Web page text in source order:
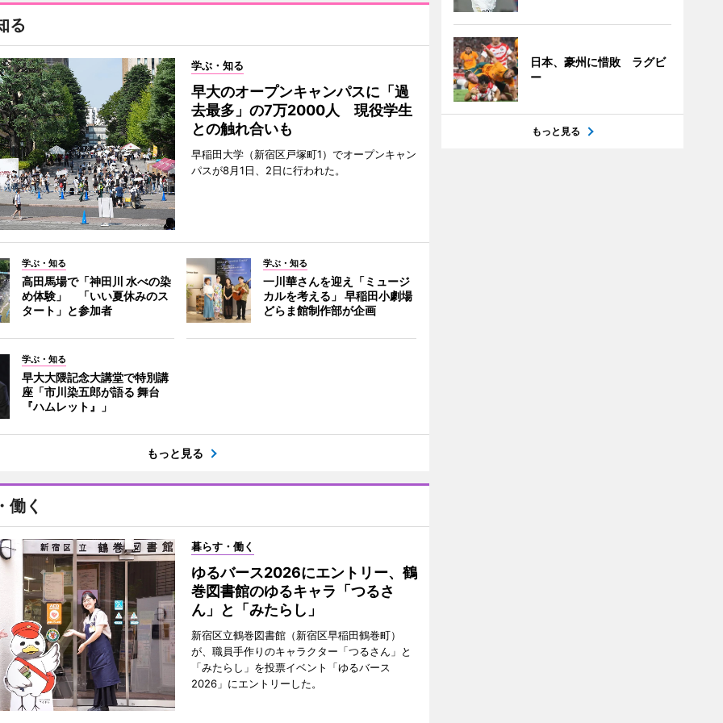
る
学ぶ・知る
早大のオープンキャンパスに「過
去最多」の7万2000人 現役学生
との触れ合いも
早稲田大学（新宿区戸塚町1）でオープンキャン
パスが8月1日、2日に行われた。
学ぶ・知る
高田馬場で「神田川 水べの染
め体験」 「いい夏休みのス
タート」と参加者
学ぶ・知る
一川華さんを迎え「ミュージ
カルを考える」 早稲田小劇場
どらま館制作部が企画
学ぶ・知る
早大大隈記念大講堂で特別講
座「市川染五郎が語る 舞台
『ハムレット』」
もっと見る
働く
暮らす・働く
ゆるバース2026にエントリー、鶴
巻図書館のゆるキャラ「つるさ
ん」と「みたらし」
新宿区立鶴巻図書館（新宿区早稲田鶴巻町）
が、職員手作りのキャラクター「つるさん」と
「みたらし」を投票イベント「ゆるバース
2026」にエントリーした。
日本、豪州に惜敗 ラグビ
ー
もっと見る